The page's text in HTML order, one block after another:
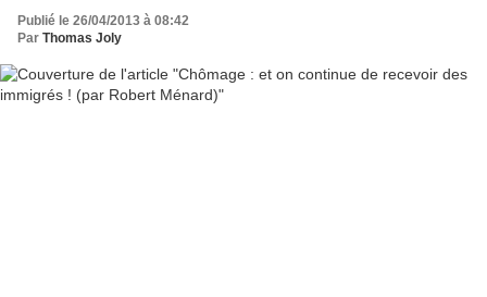
Publié le 26/04/2013 à 08:42
Par Thomas Joly